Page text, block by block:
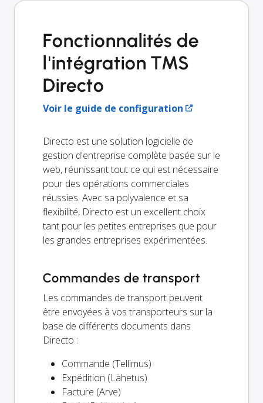
Fonctionnalités de
l'intégration TMS
Directo
Voir le guide de configuration
Directo est une solution logicielle de
gestion d'entreprise complète basée sur le
web, réunissant tout ce qui est nécessaire
pour des opérations commerciales
réussies. Avec sa polyvalence et sa
flexibilité, Directo est un excellent choix
tant pour les petites entreprises que pour
les grandes entreprises expérimentées.
Commandes de transport
Les commandes de transport peuvent
être envoyées à vos transporteurs sur la
base de différents documents dans
Directo :
Commande (Tellimus)
Expédition (Lähetus)
Facture (Arve)